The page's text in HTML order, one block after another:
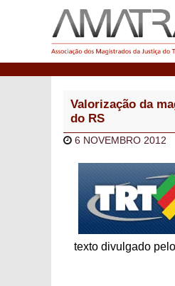
Valorização da
do RS
6 NOVEMBRO 2012
texto divulgado